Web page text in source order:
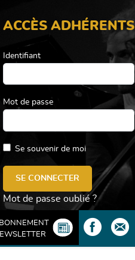
ACCÈS ADHÉRENTS
Identifiant
Mot de passe
Se souvenir de moi
Mot de passe oublié ?